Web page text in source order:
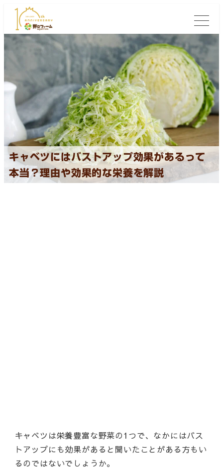
キャベツにはバストアップ効果があるって
本当？理由や効果的な栄養を解説
キャベツは栄養豊富な野菜の1つで、なかにはバス
トアップにも効果があると聞いたことがある方もい
るのではないでしょうか。